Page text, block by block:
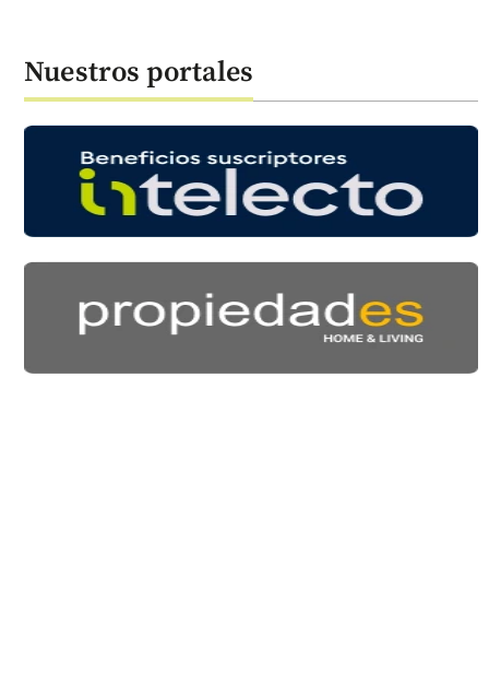
Nuestros portales